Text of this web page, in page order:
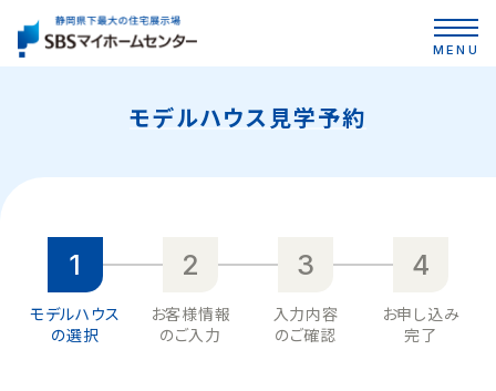
MENU
モデルハウス見学予約
1
モデルハウス
の選択
2
お客様情報
のご入力
3
入力内容
のご確認
4
お申し込み
完了